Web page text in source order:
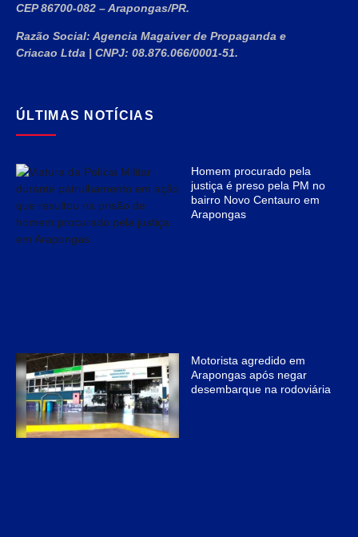
CEP 86700-082 – Arapongas/PR.
Razão Social: Agencia Magaiver de Propaganda e
Criacao Ltda | CNPJ: 08.876.066/0001-51.
ÚLTIMAS NOTÍCIAS
Homem procurado pela
justiça é preso pela PM no
bairro Novo Centauro em
Arapongas
Motorista agredido em
Arapongas após negar
desembarque na rodoviária